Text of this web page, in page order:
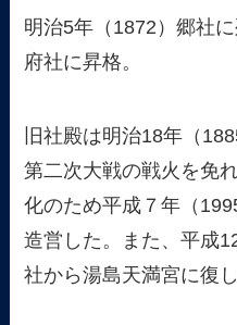
明治5年（1872）郷社
府社に昇格。
旧社殿は明治18年（
第二次大戦の戦火を免
化のため平成７年（
造営した。また、平成
社から湯島天満宮に復し